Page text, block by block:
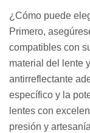
¿Cómo puede
Primero,
compatibles con
material del lente
antirreflectante
específico y la
lentes con
presión y